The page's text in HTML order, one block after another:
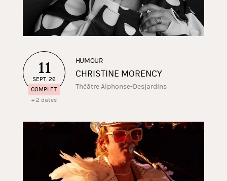
11
SEPT. 26
COMPLET
+ 2 dates
HUMOUR
CHRISTINE MORENCY
Théâtre Alphonse-Desjardins